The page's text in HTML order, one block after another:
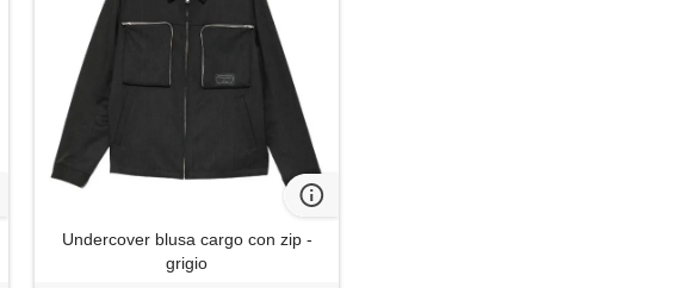
Undercover blusa cargo con zip -
grigio